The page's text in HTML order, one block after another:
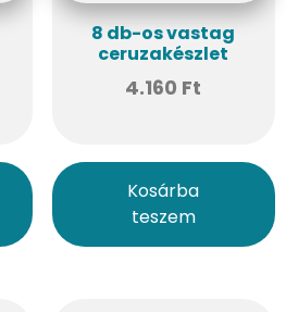
8 db-os vastag
ceruzakészlet
4.160 Ft
Kosárba
teszem